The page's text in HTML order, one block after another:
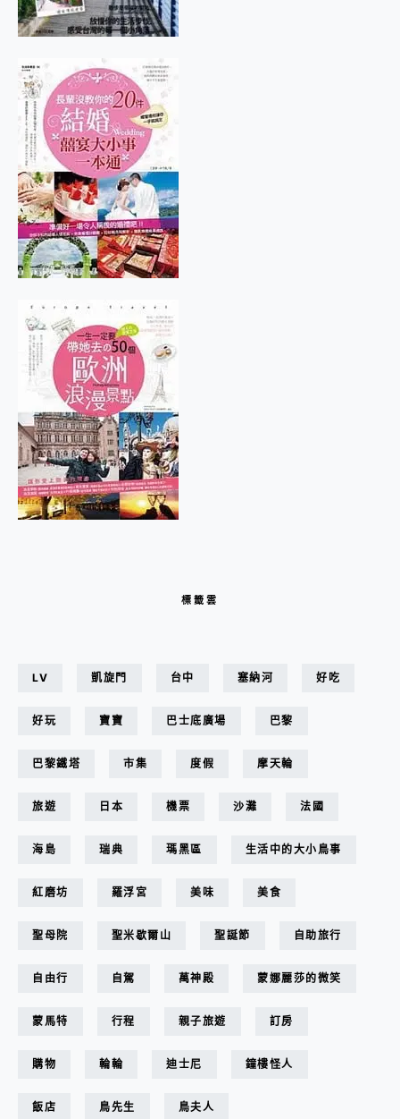
標籤雲
LV 凱旋門 台中 塞納河 好吃
好玩 寶寶 巴士底廣場 巴黎
巴黎鐵塔 市集 度假 摩天輪
旅遊 日本 機票 沙灘 法國
海島 瑞典 瑪黑區 生活中的大小鳥事
紅磨坊 羅浮宮 美味 美食
聖母院 聖米歇爾山 聖誕節 自助旅行
自由行 自駕 萬神殿 蒙娜麗莎的微笑
蒙馬特 行程 親子旅遊 訂房
購物 輪輪 迪士尼 鐘樓怪人
飯店 鳥先生 鳥夫人